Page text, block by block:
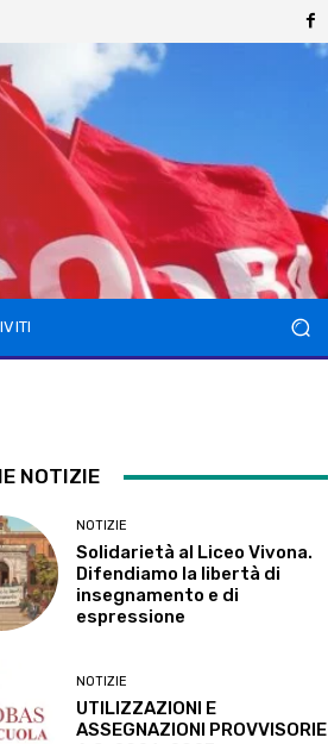
NOTIZIE
NOTIZIE
Solidarietà al Liceo Vivona.
Difendiamo la libertà di
insegnamento e di
espressione
NOTIZIE
UTILIZZAZIONI E
ASSEGNAZIONI PROVVISORIE